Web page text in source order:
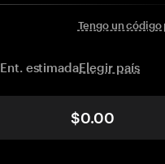
Tengo un
Ent. estimadaElegir país
$0.00